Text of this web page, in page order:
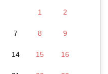
1 2
7 8 9
14 15 16